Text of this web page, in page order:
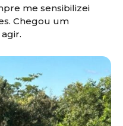
me sensibilizei
Chegou um